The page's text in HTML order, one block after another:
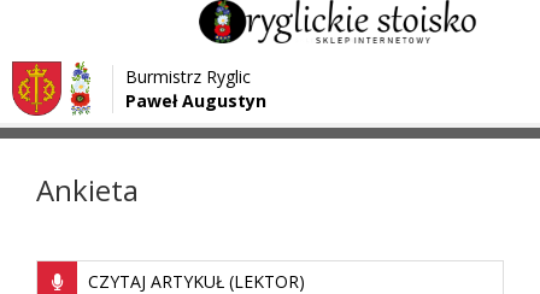
Przejdź do menu
Przejdź do głównej treści strony
Przejdź do stopki strony
Burmistrz Ryglic
Paweł Augustyn
Strona główna > Aktualności
Ankieta
CZYTAJ ARTYKUŁ (LEKTOR)